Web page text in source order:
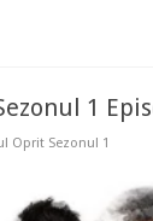
1
Oprit Sezonul 1